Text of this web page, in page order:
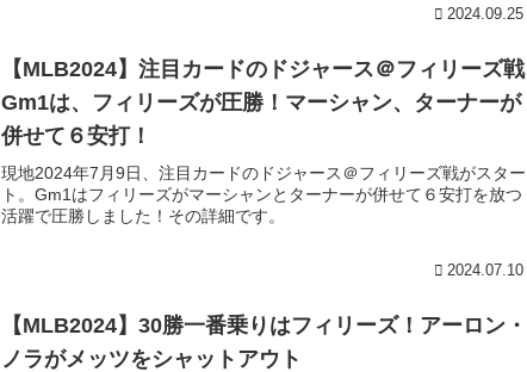
2024.09.25
【MLB2024】注目カードのドジャース＠フィリーズ戦
Gm1は、フィリーズが圧勝！マーシャン、ターナーが
併せて６安打！
現地2024年7月9日、注目カードのドジャース＠フィリーズ戦がスター
ト。Gm1はフィリーズがマーシャンとターナーが併せて６安打を放つ
活躍で圧勝しました！その詳細です。
2024.07.10
【MLB2024】30勝一番乗りはフィリーズ！アーロン・
ノラがメッツをシャットアウト